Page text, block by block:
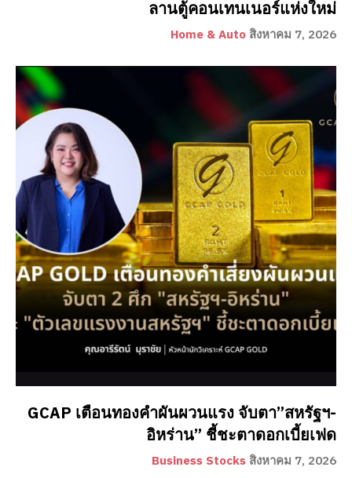
ลานตู้คอนเทนเนอร์แห่งใหม่
Home & Auto สิงหาคม 7, 2026
GCAP เตือนทองคำผันผวนแรง จับตา”สหรัฐฯ-
อิหร่าน” ชี้ชะตาดอกเบี้ยเฟด
Business Stocks สิงหาคม 7, 2026